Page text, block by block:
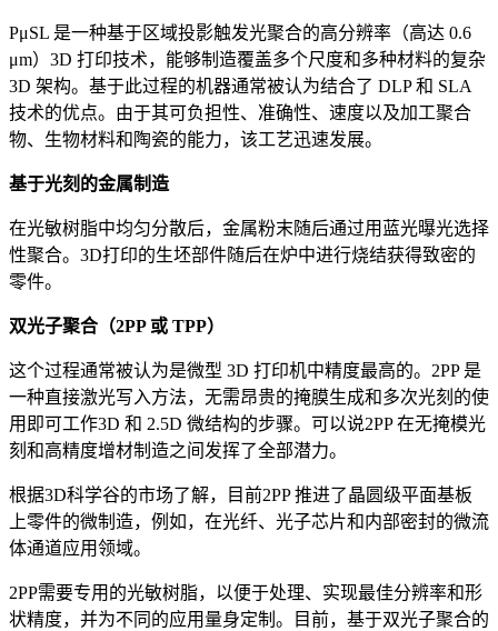
PμSL 是一种基于区域投影触发光聚合的高分辨率（高达 0.6
μm）3D 打印技术，能够制造覆盖多个尺度和多种材料的复杂
3D 架构。基于此过程的机器通常被认为结合了 DLP 和 SLA
技术的优点。由于其可负担性、准确性、速度以及加工聚合
物、生物材料和陶瓷的能力，该工艺迅速发展。
基于光刻的金属制造
在光敏树脂中均匀分散后，金属粉末随后通过用蓝光曝光选择
性聚合。3D打印的生坯部件随后在炉中进行烧结获得致密的
零件。
双光子聚合（2PP 或 TPP）
这个过程通常被认为是微型 3D 打印机中精度最高的。2PP 是
一种直接激光写入方法，无需昂贵的掩膜生成和多次光刻的使
用即可工作3D 和 2.5D 微结构的步骤。可以说2PP 在无掩模光
刻和高精度增材制造之间发挥了全部潜力。
根据3D科学谷的市场了解，目前2PP 推进了晶圆级平面基板
上零件的微制造，例如，在光纤、光子芯片和内部密封的微流
体通道应用领域。
2PP需要专用的光敏树脂，以便于处理、实现最佳分辨率和形
状精度，并为不同的应用量身定制。目前，基于双光子聚合的